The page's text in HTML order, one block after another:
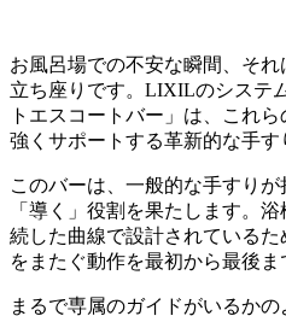
お風呂場での不安な瞬間、そ
立ち座りです。LIXILのシステ
トエスコートバー」は、これ
強くサポートする革新的な手す
このバーは、一般的な手すりが
「導く」役割を果たします。
続した曲線で設計されている
をまたぐ動作を最初から最後ま
まるで専属のガイドがいるか